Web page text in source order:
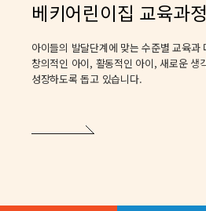
베키어린이집 교육과
아이들의 발달단계에 맞는 수준별 교육과
창의적인 아이, 활동적인 아이, 새로운 생
성장하도록 돕고 있습니다.